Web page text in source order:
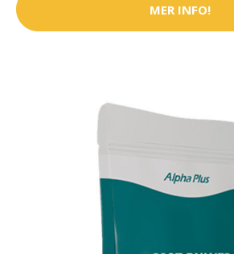
MER INFO!